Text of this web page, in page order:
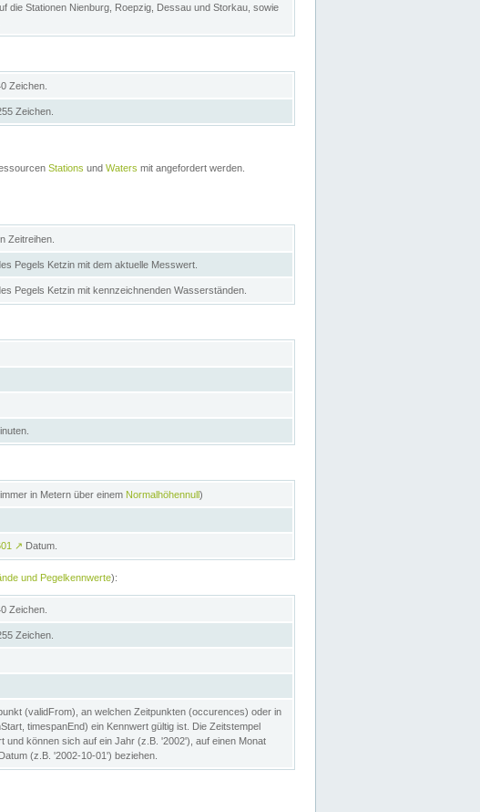
die Stationen Nienburg, Roepzig, Dessau und Storkau, sowie
Zeichen.
Zeichen.
Stations und Waters mit angefordert werden.
Zeitreihen.
Pegels Ketzin mit dem aktuelle Messwert.
Pegels Ketzin mit kennzeichnenden Wasserständen.
in Metern über einem Normalhöhennull )
↗ Datum.
und Pegelkennwerte):
Zeichen.
Zeichen.
(validFrom), an welchen Zeitpunkten (occurences) oder in
timespanEnd) ein Kennwert gültig ist. Die Zeitstempel
und können sich auf ein Jahr (z.B. '2002'), auf einen Monat
(z.B. '2002-10-01') beziehen.